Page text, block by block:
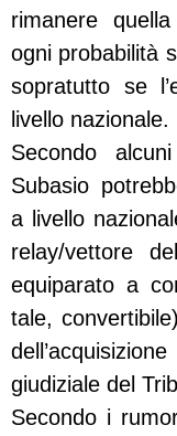
rimanere
ogni probabilità
sopratutto se
livello nazionale.
Secondo
Subasio
a livello
relay/vettore
equiparato a
tale,
giudiziale del
Secondo i